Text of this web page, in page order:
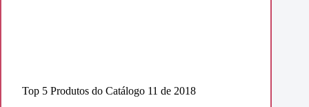
Top 5 Produtos do Catálogo 11 de 2018